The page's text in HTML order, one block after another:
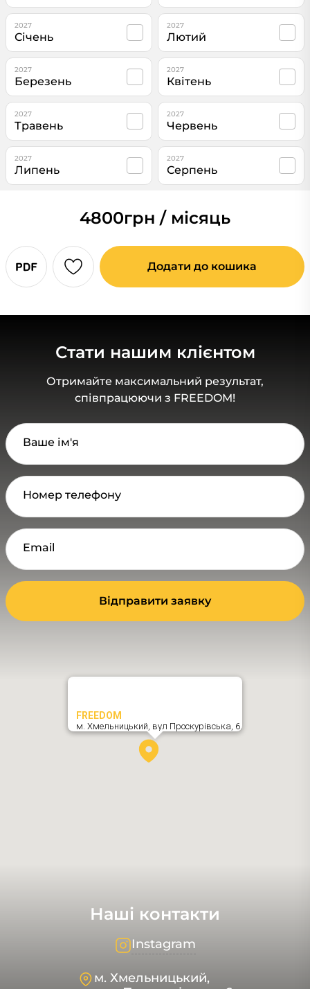
2027
Січень
2027
Лютий
2027
Березень
2027
Квітень
2027
Травень
2027
Червень
2027
Липень
2027
Серпень
4800грн / місяць
Додати до кошика
Стати нашим клієнтом
Отримайте максимальний результат,
співпрацюючи з FREEDOM!
Ваше ім'я
Номер телефону
Email
Відправити заявку
Наші контакти
Instagram
м. Хмельницький,
FREEDOM
м. Хмельницький, вул Проскурівська, 6,